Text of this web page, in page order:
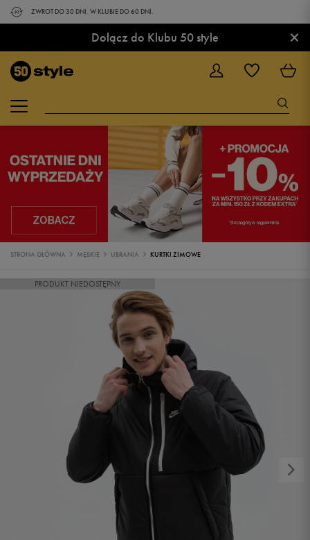
ZWROT DO 30 DNI. W KLUBIE DO 60 DNI.
Dołącz do Klubu 50 style ×
STRONA GŁÓWNA MĘSKIE UBRANIA KURTKI ZIMOWE
PRODUKT NIEDOSTĘPNY